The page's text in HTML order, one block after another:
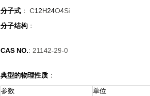
分子式 ： C12H24O4Si
分子结构 ：
CAS NO.: 21142-29-0
典型的物理性质 ：
参数
单位